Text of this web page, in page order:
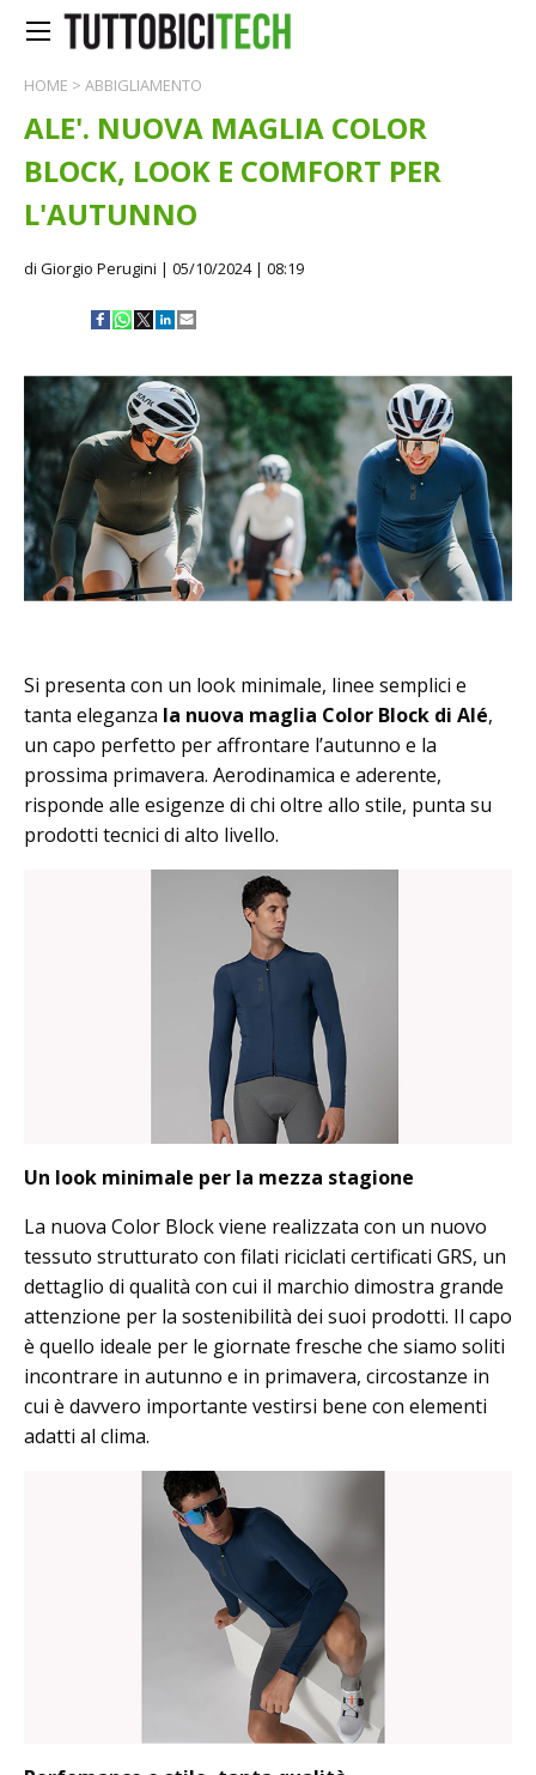
HOME > ABBIGLIAMENTO
ALE'. NUOVA MAGLIA COLOR
BLOCK, LOOK E COMFORT PER
L'AUTUNNO
di Giorgio Perugini | 05/10/2024 | 08:19
Si presenta con un look minimale, linee semplici e
tanta eleganza la nuova maglia Color Block di Alé,
un capo perfetto per affrontare l’autunno e la
prossima primavera. Aerodinamica e aderente,
risponde alle esigenze di chi oltre allo stile, punta su
prodotti tecnici di alto livello.
Un look minimale per la mezza stagione
La nuova Color Block viene realizzata con un nuovo
tessuto strutturato con filati riciclati certificati GRS, un
dettaglio di qualità con cui il marchio dimostra grande
attenzione per la sostenibilità dei suoi prodotti. Il capo
è quello ideale per le giornate fresche che siamo soliti
incontrare in autunno e in primavera, circostanze in
cui è davvero importante vestirsi bene con elementi
adatti al clima.